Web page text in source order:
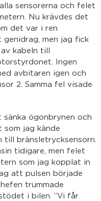
sensorerna och felet
Nu krävdes det
det var i ren
men jag fick
kabeln till
Ingen
avbitaren igen och
2. Samma fel visade
ögonbrynen och
som jag kände
till bränsletrycksensorn.
tidigare, men felet
som jag kopplat in
att pulsen började
trummade
i bilen. ”Vi får